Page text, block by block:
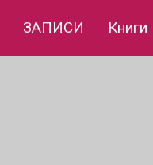
ЗАПИСИ Книги